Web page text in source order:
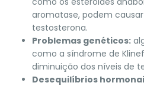
aromatase, podem
testosterona.
Problemas genéticos:
como a síndrome de
diminuição dos níveis de
Desequilíbrios